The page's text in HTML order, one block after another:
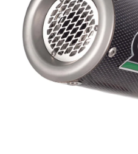
hvězdiček.